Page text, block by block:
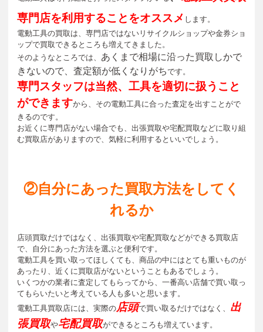
専門店を利用することをオススメ します。
電動工具の買取は、専門店ではないリサイクルショップや金券ショ
ップで買取できるところも増えてきました。
そのようなところでは、 あくまで相場に沿った買取しかで
きないので、査定額が低くなりがちです。
専門スタッフは当然、工具を適切に扱うこと
ができますから、その電動工具に合った査定を出すことがで
きるのです。
お近くに専門店がない場合でも、出張買取や宅配買取などに取り組
む買取店がありますので、気軽に利用するといいでしょう。
②自分にあった買取方法をしてく
れるか
店頭買取だけではなく、出張買取や宅配買取などができる買取店
で、自分にあった方法を選ぶと便利です。
電動工具を買い取ってほしくても、商品の中にはとても重いものが
あったり、近くに買取店がないということもあるでしょう。
いくつかの業者に査定してもらってから、一番高い店舗で買い取っ
てもらいたいと考えている人も多いと思います。
電動工具買取店には、実際の店頭で買い取るだけではなく、 出
張買取や宅配買取ができるところも増えています。